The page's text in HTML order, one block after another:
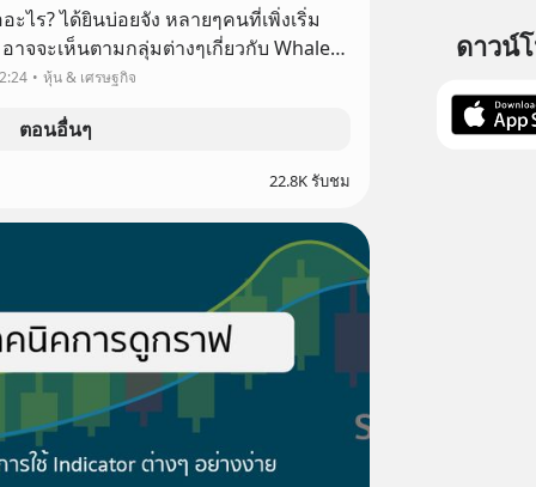
ะไร? ได้ยินบ่อยจัง หลายๆคนที่เพิ่งเริ่ม
าจจะเห็นตามกลุ่มต่างๆเกี่ยวกับ Whale
นคืออะไรใช่มั้ย?
หุ้น & เศรษฐกิจ
ตอนอื่นๆ
22.8K รับชม
ดาวน์